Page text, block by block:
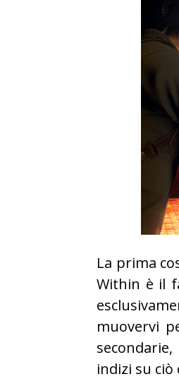
La prima
Within è il
muovervi
indizi su ciò